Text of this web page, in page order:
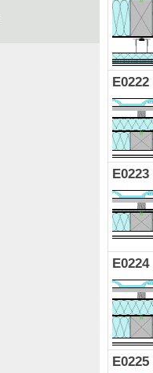
E0222
E0223
E0224
E0225